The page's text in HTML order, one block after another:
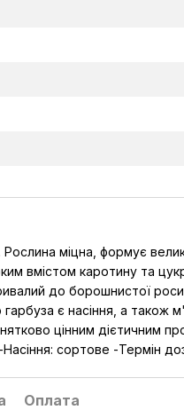
міцна, формує
каротину та
до борошнистої
є насіння, а також
цінним
сортове -Термін
Оплата